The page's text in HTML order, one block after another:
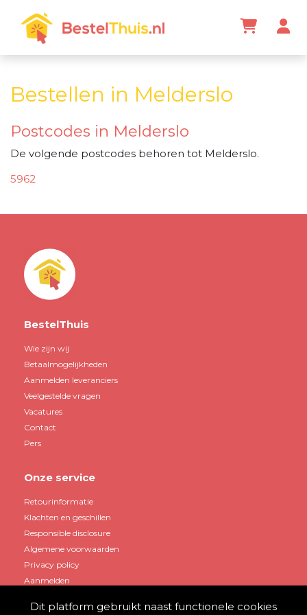
Bestellen in Melderslo
Postcodes in Melderslo
De volgende postcodes behoren tot Melderslo.
5962
BestelThuis
Wie zijn wij
Betaalmogelijkheden
Aanmelden leveranciers
Veelgestelde vragen
Vacatures
Contact
Pers
Onze service
Retourinformatie
Klachten en geschillen
Responsible disclosure
Algemene voorwaarden
Privacy policy
Aanmelden
Dit platform gebruikt naast functionele cookies